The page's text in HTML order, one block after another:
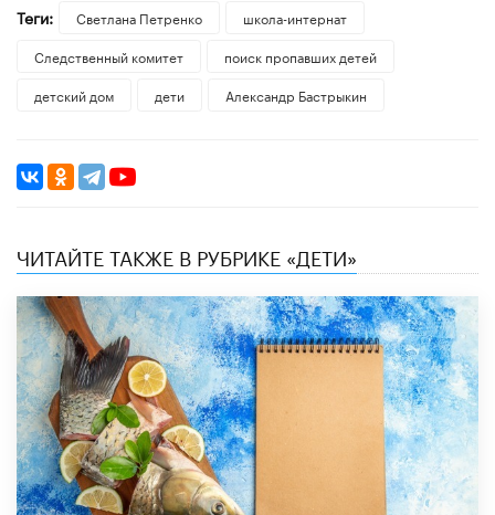
Теги:
Светлана Петренко
школа-интернат
Следственный комитет
поиск пропавших детей
детский дом
дети Александр Бастрыкин
ЧИТАЙТЕ ТАКЖЕ В РУБРИКЕ «ДЕТИ»